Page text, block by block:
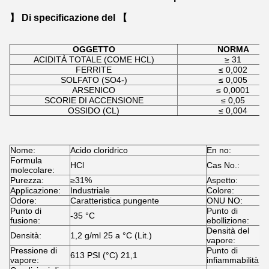
】 Di specificazione del 【
OGGETTO
NORMA
ACIDITÀ TOTALE (COME HCL)
≥ 31
FERRITE
≤ 0,002
SOLFATO (SO4-)
≤ 0,005
ARSENICO
≤ 0,0001
SCORIE DI ACCENSIONE
≤ 0,05
OSSIDO (CL)
≤ 0,004
Nome: Acido cloridrico En no:
Formula
molecolare:
HCl Cas No.:
Purezza:
≥31% Aspetto:
Applicazione:
Industriale Colore:
Odore:
Caratteristica pungente ONU NO:
Punto di
fusione:
-35 °C
Punto di
ebollizione:
Densità: 1,2 g/ml 25 a °C (Lit.)
Densità del
vapore:
Pressione di
vapore:
613 PSI (°C) 21,1
Punto di
infiammabilità: